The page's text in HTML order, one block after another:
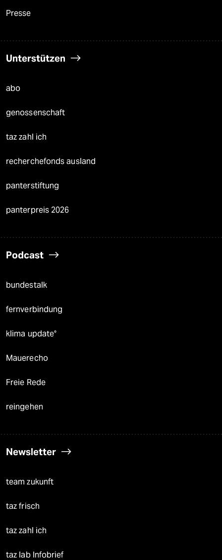
Presse
Unterstützen
abo
genossenschaft
taz zahl ich
recherchefonds ausland
panterstiftung
panterpreis 2026
Podcast
bundestalk
fernverbindung
klima update°
Mauerecho
Freie Rede
reingehen
Newsletter
team zukunft
taz frisch
taz zahl ich
taz lab Infobrief